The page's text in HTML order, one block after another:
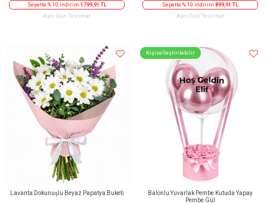
Sepette % 10 indirim 1799,91 TL
Aynı Gün Teslimat
Sepette % 10 indirim 899,91 TL
Aynı Gün Teslimat
Lavanta Dokunuşlu Beyaz Papatya Buketi
Kişiselleştirilebilir
Balonlu Yuvarlak Pembe Kutuda Yapay
Pembe Gül